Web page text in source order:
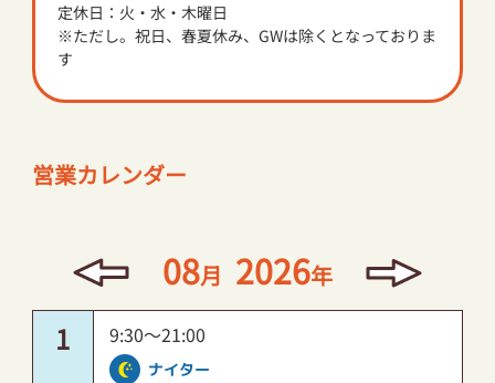
太陽のキャンプ場
オンラインショップ
安心安全な園の運営について
会社概要
定休日：火・水・木曜日
※ただし。祝日、春夏休み、GWは除くとなっておりま
す
営業カレンダー
08月 2026年
1 9:30～21:00
ナイター